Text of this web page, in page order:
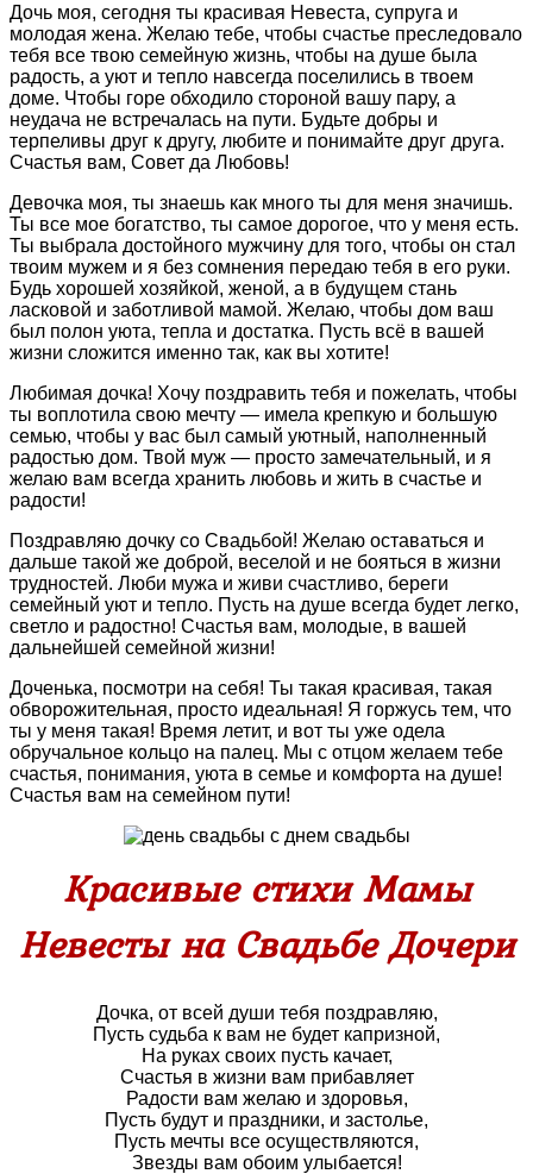
Дочь моя, сегодня ты красивая Невеста, супруга и
молодая жена. Желаю тебе, чтобы счастье преследовало
тебя все твою семейную жизнь, чтобы на душе была
радость, а уют и тепло навсегда поселились в твоем
доме. Чтобы горе обходило стороной вашу пару, а
неудача не встречалась на пути. Будьте добры и
терпеливы друг к другу, любите и понимайте друг друга.
Счастья вам, Совет да Любовь!
Девочка моя, ты знаешь как много ты для меня значишь.
Ты все мое богатство, ты самое дорогое, что у меня есть.
Ты выбрала достойного мужчину для того, чтобы он стал
твоим мужем и я без сомнения передаю тебя в его руки.
Будь хорошей хозяйкой, женой, а в будущем стань
ласковой и заботливой мамой. Желаю, чтобы дом ваш
был полон уюта, тепла и достатка. Пусть всё в вашей
жизни сложится именно так, как вы хотите!
Любимая дочка! Хочу поздравить тебя и пожелать, чтобы
ты воплотила свою мечту — имела крепкую и большую
семью, чтобы у вас был самый уютный, наполненный
радостью дом. Твой муж — просто замечательный, и я
желаю вам всегда хранить любовь и жить в счастье и
радости!
Поздравляю дочку со Свадьбой! Желаю оставаться и
дальше такой же доброй, веселой и не бояться в жизни
трудностей. Люби мужа и живи счастливо, береги
семейный уют и тепло. Пусть на душе всегда будет легко,
светло и радостно! Счастья вам, молодые, в вашей
дальнейшей семейной жизни!
Доченька, посмотри на себя! Ты такая красивая, такая
обворожительная, просто идеальная! Я горжусь тем, что
ты у меня такая! Время летит, и вот ты уже одела
обручальное кольцо на палец. Мы с отцом желаем тебе
счастья, понимания, уюта в семье и комфорта на душе!
Счастья вам на семейном пути!
Красивые стихи Мамы
Невесты на Свадьбе Дочери
Дочка, от всей души тебя поздравляю,
Пусть судьба к вам не будет капризной,
На руках своих пусть качает,
Счастья в жизни вам прибавляет
Радости вам желаю и здоровья,
Пусть будут и праздники, и застолье,
Пусть мечты все осуществляются,
Звезды вам обоим улыбается!